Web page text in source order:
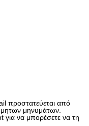
προστατεύεται από
μηνυμάτων.
για να μπορέσετε να τη